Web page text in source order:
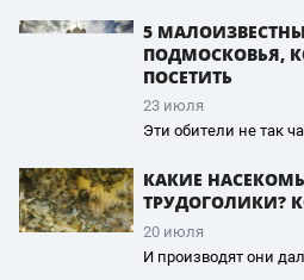
5
ПОДМОСКОВЬЯ,
ПОСЕТИТЬ
23 июля
Эти обители не так
КАКИЕ
ТРУДОГОЛИКИ?
20 июля
И производят они